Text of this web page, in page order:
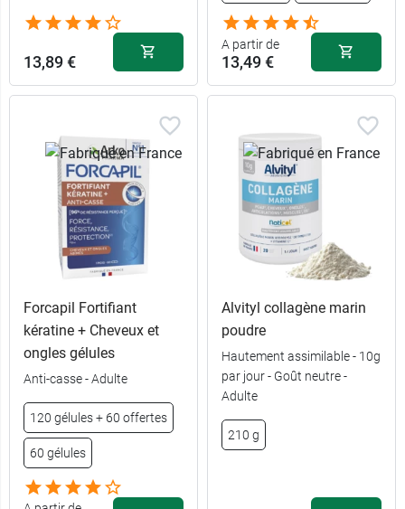
360
comprimés
35,99 €
360
comprimés -
34,99 €
13,89 €
A partir de
13,49 €
Forcapil Fortifiant
kératine + Cheveux et
ongles gélules
Anti-casse - Adulte
120 gélules + 60 offertes
60 gélules
Alvityl collagène marin
poudre
Hautement assimilable - 10g
par jour - Goût neutre -
Adulte
210 g